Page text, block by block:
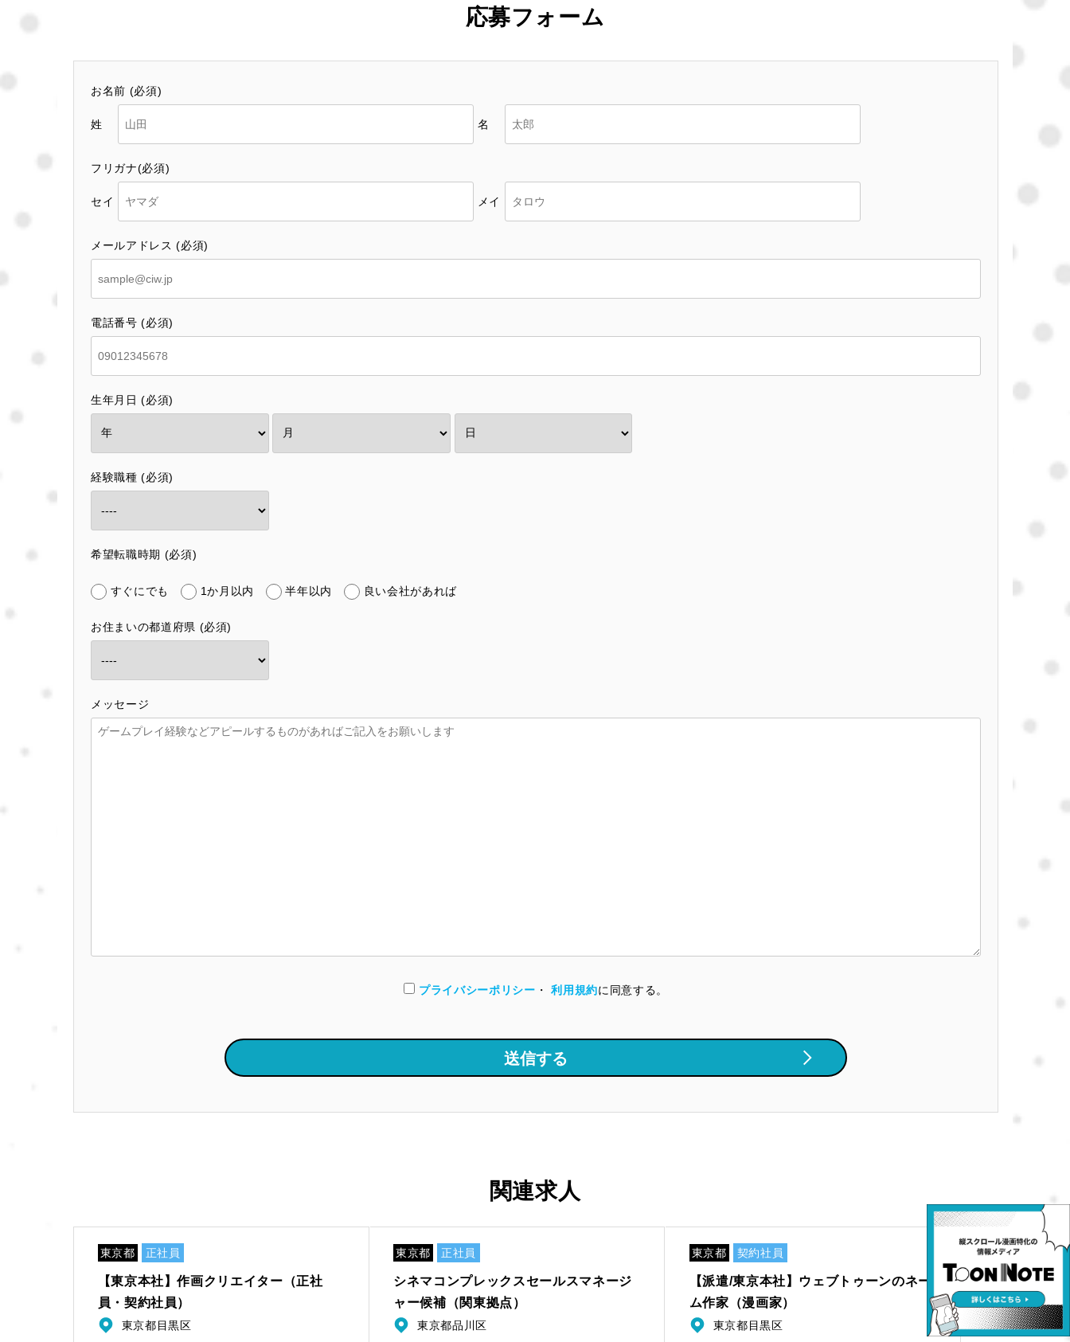
応募フォーム
お名前 (必須)
姓 名
フリガナ(必須)
セイ メイ
メールアドレス (必須)
電話番号 (必須)
生年月日 (必須)
経験職種 (必須)
希望転職時期 (必須)
すぐにでも 1か月以内 半年以内 良い会社があれば
お住まいの都道府県 (必須)
メッセージ
プライバシーポリシー ・ 利用規約に同意する。
関連求人
東京都 正社員
【東京本社】作画クリエイター（正社
員・契約社員）
東京都目黒区
東京都 正社員
シネマコンプレックスセールスマネージ
ャー候補（関東拠点）
東京都品川区
東京都 契約社員
【派遣/東京本社】ウェブトゥーンのネー
ム作家（漫画家）
東京都目黒区